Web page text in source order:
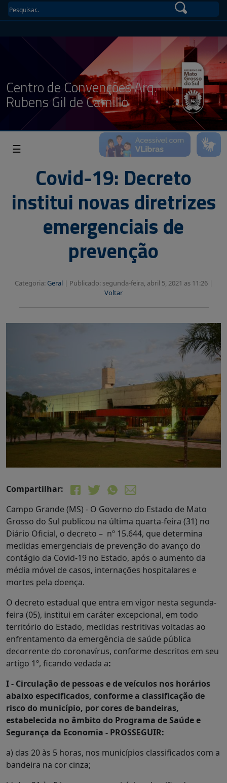
Centro de Convenções Arq.
Rubens Gil de Camillo
☰
Covid-19: Decreto
institui novas diretrizes
emergenciais de
prevenção
Categoria: Geral| Publicado: segunda-feira, abril 5, 2021 as 11:26 |
Voltar
Compartilhar:
Campo Grande (MS) - O Governo do Estado de Mato
Grosso do Sul publicou na última quarta-feira (31) no
Diário Oficial, o decreto – nº 15.644, que determina
medidas emergenciais de prevenção do avanço do
contágio da Covid-19 no Estado, após o aumento da
média móvel de casos, internações hospitalares e
mortes pela doença.
O decreto estadual que entra em vigor nesta segunda-
feira (05), institui em caráter excepcional, em todo
território do Estado, medidas restritivas voltadas ao
enfrentamento da emergência de saúde pública
decorrente do coronavírus, conforme descritos em seu
artigo 1º, ficando vedada a:
I - Circulação de pessoas e de veículos nos horários
abaixo especificados, conforme a classificação de
risco do município, por cores de bandeiras,
estabelecida no âmbito do Programa de Saúde e
Segurança da Economia - PROSSEGUIR:
a) das 20 às 5 horas, nos municípios classificados com a
bandeira na cor cinza;